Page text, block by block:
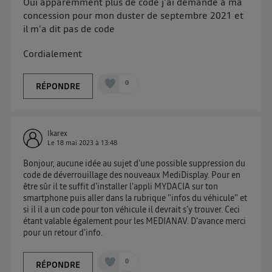
concession pour mon duster de septembre 2021 et
il m'a dit pas de code
Cordialement
RÉPONDRE 0
Ikarex
Le 18 mai 2023 à 13:48
Bonjour, aucune idée au sujet d'une possible suppression du
code de déverrouillage des nouveaux MediDisplay. Pour en
être sûr il te suffit d'installer l'appli MYDACIA sur ton
smartphone puis aller dans la rubrique "infos du véhicule" et
si il il a un code pour ton véhicule il devrait s'y trouver. Ceci
étant valable également pour les MEDIANAV. D'avance merci
pour un retour d'info.
RÉPONDRE 0
le portail d’Utiq
") ou via la page
« gérer Utiq » en bas de ce site. Pour plus
d'information sur les données personnelles